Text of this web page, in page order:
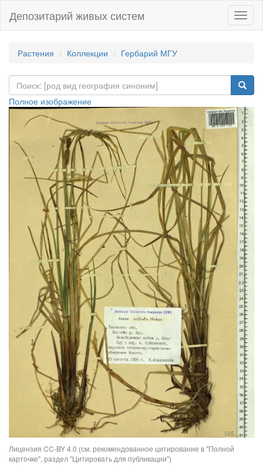
Депозитарий живых систем
Растения Коллекции Гербарий МГУ
Полное изображение
Лицензия CC-BY 4.0 (см. рекомендованное цитирование в "Полной
карточке", раздел "Цитировать для публикации")